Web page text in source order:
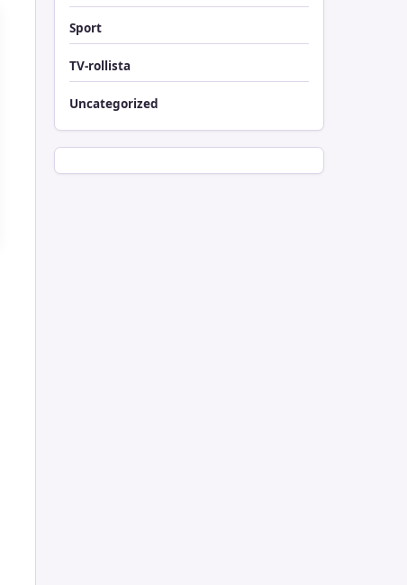
Sport
TV-rollista
Uncategorized